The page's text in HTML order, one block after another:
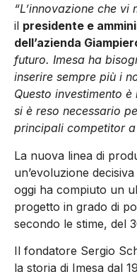
“L’innovazione che vi
il presidente e
dell’azienda
futuro. Imesa ha
inserire sempre più i
Questo investimento
si è reso necessario
principali competitor
La nuova linea di
un’evoluzione
oggi ha compiuto un
progetto in grado di
secondo le stime, del
Il fondatore Sergio
la storia di Imesa dal